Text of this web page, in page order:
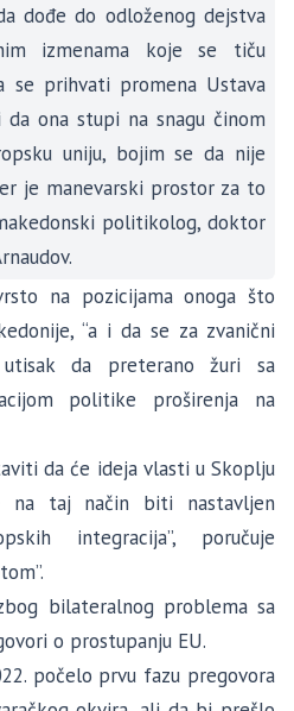
dođe do odloženog dejstva
izmenama koje se tiču
se prihvati promena Ustava
da ona stupi na snagu činom
uniju, bojim se da nije
je manevarski prostor za to
politikolog, doktor
na pozicijama onoga što
“a i da se za zvanični
da preterano žuri sa
politike proširenja na
da će ideja vlasti u Skoplju
taj način biti nastavljen
integracija”, poručuje
bilateralnog problema sa
o prostupanju EU.
počelo prvu fazu pregovora